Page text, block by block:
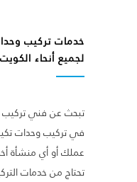
لجميع أنحاء الكويت
تبحث عن فني تركيب
في تركيب وحدات
عملك أو أي منشأة
تحتاج من خدمات